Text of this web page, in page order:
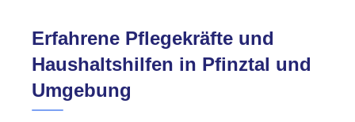
Erfahrene Pflegekräfte und
Haushaltshilfen in Pfinztal und
Umgebung